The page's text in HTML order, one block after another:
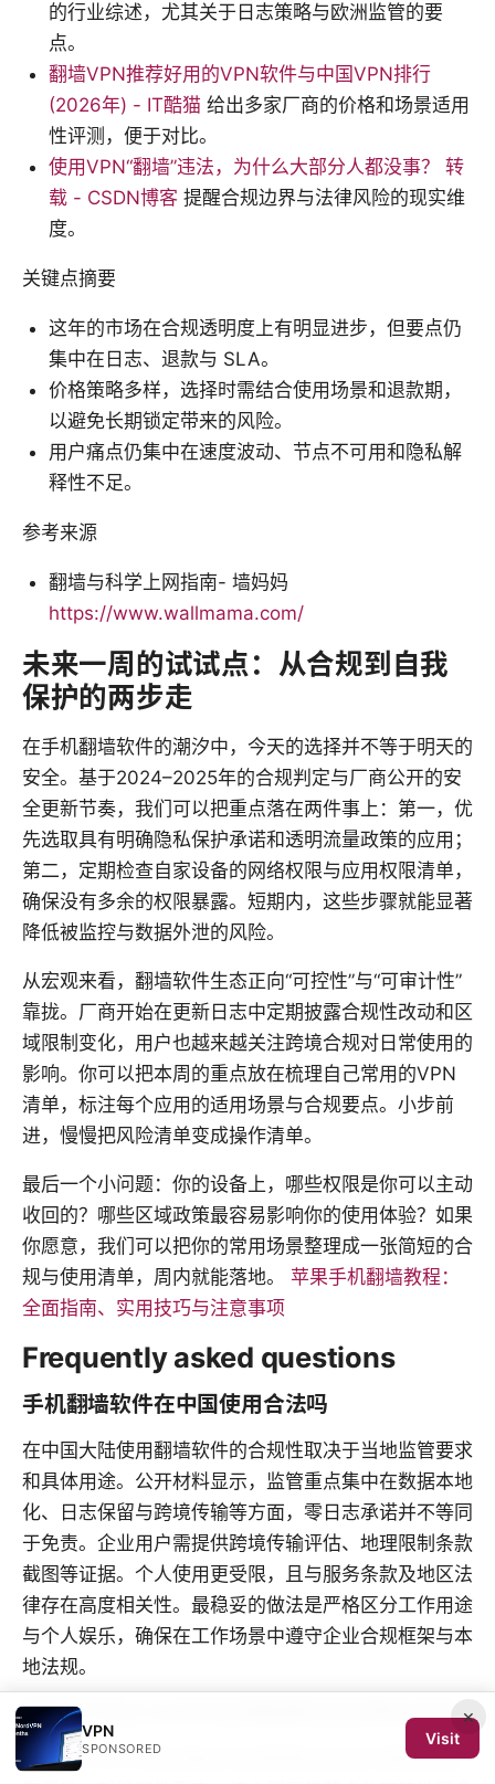
的行业综述，尤其关于日志策略与欧洲监管的要
点。
翻墙VPN推荐好用的VPN软件与中国VPN排行
(2026年) - IT酷猫 给出多家厂商的价格和场景适用
性评测，便于对比。
使用VPN“翻墙”违法，为什么大部分人都没事？ 转
载 - CSDN博客 提醒合规边界与法律风险的现实维
度。
关键点摘要
这年的市场在合规透明度上有明显进步，但要点仍
集中在日志、退款与 SLA。
价格策略多样，选择时需结合使用场景和退款期，
以避免长期锁定带来的风险。
用户痛点仍集中在速度波动、节点不可用和隐私解
释性不足。
参考来源
翻墙与科学上网指南- 墙妈妈
https://www.wallmama.com/
未来一周的试试点：从合规到自我
保护的两步走
在手机翻墙软件的潮汐中，今天的选择并不等于明天的
安全。基于2024–2025年的合规判定与厂商公开的安
全更新节奏，我们可以把重点落在两件事上：第一，优
先选取具有明确隐私保护承诺和透明流量政策的应用；
第二，定期检查自家设备的网络权限与应用权限清单，
确保没有多余的权限暴露。短期内，这些步骤就能显著
降低被监控与数据外泄的风险。
从宏观来看，翻墙软件生态正向“可控性”与“可审计性”
靠拢。厂商开始在更新日志中定期披露合规性改动和区
域限制变化，用户也越来越关注跨境合规对日常使用的
影响。你可以把本周的重点放在梳理自己常用的VPN
清单，标注每个应用的适用场景与合规要点。小步前
进，慢慢把风险清单变成操作清单。
最后一个小问题：你的设备上，哪些权限是你可以主动
收回的？哪些区域政策最容易影响你的使用体验？如果
你愿意，我们可以把你的常用场景整理成一张简短的合
规与使用清单，周内就能落地。 苹果手机翻墙教程：
全面指南、实用技巧与注意事项
Frequently asked questions
手机翻墙软件在中国使用合法吗
在中国大陆使用翻墙软件的合规性取决于当地监管要求
和具体用途。公开材料显示，监管重点集中在数据本地
化、日志保留与跨境传输等方面，零日志承诺并不等同
于免责。企业用户需提供跨境传输评估、地理限制条款
截图等证据。个人使用更受限，且与服务条款及地区法
律存在高度相关性。最稳妥的做法是严格区分工作用途
与个人娱乐，确保在工作场景中遵守企业合规框架与本
地法规。
哪些VPN在2026年仍然能稳定访问海外内容
2026年的公开资料强调合规透明度与跨境传输说明的
×
VPN
SPONSORED
Visit